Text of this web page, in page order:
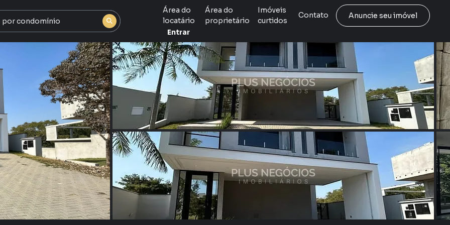
Área do
locatário
Área do
proprietário
Imóveis
curtidos
Contato
Anuncie seu imóvel
Entrar